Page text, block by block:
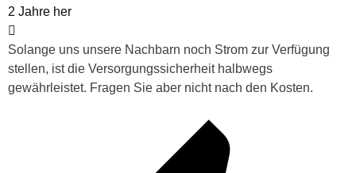
2 Jahre her
Solange uns unsere Nachbarn noch Strom zur Verfügung
stellen, ist die Versorgungssicherheit halbwegs
gewährleistet. Fragen Sie aber nicht nach den Kosten.